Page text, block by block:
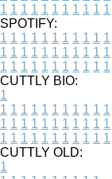
1 1 1 1 1 1 1 1 1 1 1
SPOTIFY:
1 1 1 1 1 1 1 1 1 1 1
1 1 1 1 1 1 1 1 1 1 1
1 1 1 1 1 1 1 1 1 1 1
CUTTLY BIO:
1
1 1 1 1 1 1 1 1 1 1 1
1 1 1 1 1 1 1 1 1 1 1
1 1 1 1 1 1 1 1 1 1 1
CUTTLY OLD:
1